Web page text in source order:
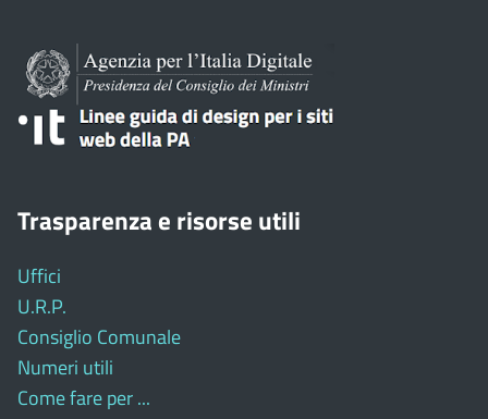
Trasparenza e risorse utili
Uffici
U.R.P.
Consiglio Comunale
Numeri utili
Come fare per ...